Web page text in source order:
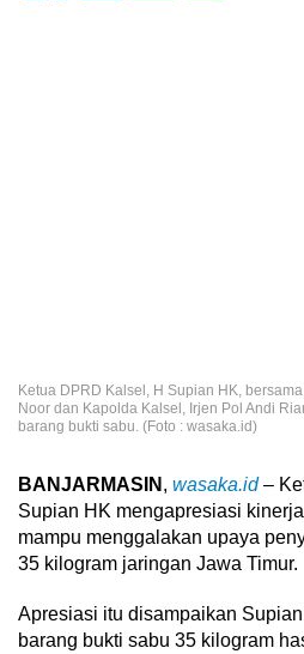
Ketua DPRD Kalsel, H Supian HK,
Noor dan Kapolda Kalsel, Irjen Pol Andi
barang bukti sabu. (Foto : wasaka.id)
BANJARMASIN , wasaka.id–
Supian HK mengapresiasi
mampu menggalakan upaya
35 kilogram jaringan Jawa Timur.
Apresiasi itu disampaikan
barang bukti sabu 35 kilogram